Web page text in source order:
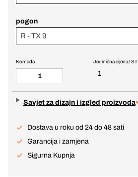
pogon
R - TX 9
Jedinična cijena / ST
1
Komada
Savjet za dizajn i izgled proizvoda
Dostava u roku od 24 do 48 sati
Garancija i zamjena
Sigurna Kupnja